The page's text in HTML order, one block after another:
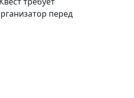
перед